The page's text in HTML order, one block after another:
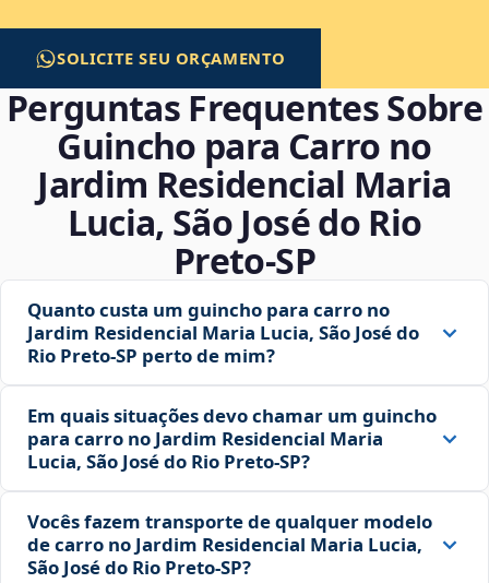
SOLICITE SEU ORÇAMENTO
Perguntas Frequentes Sobre
Guincho para Carro no
Jardim Residencial Maria
Lucia, São José do Rio
Preto‑SP
Quanto custa um guincho para carro no
Jardim Residencial Maria Lucia, São José do
Rio Preto‑SP perto de mim?
Em quais situações devo chamar um guincho
para carro no Jardim Residencial Maria
Lucia, São José do Rio Preto‑SP?
Vocês fazem transporte de qualquer modelo
de carro no Jardim Residencial Maria Lucia,
São José do Rio Preto‑SP?